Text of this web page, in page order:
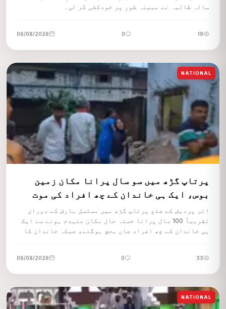
ساحل کے پاس ڈوبا جہاز ، 13 ہندستانی کریو سمیت
بچائے گئے 14 افراد
سالہ طالبہ نے مبینہ طور پر خودکشی کر لی۔
19
0
06/08/2026
NATIONAL
پرتاپ گڑھ میں سو سال پرانا مکان زمین
بوس، ایک ہی خاندان کے چھ افراد کی موت
اتر پردیش کے ضلع پرتاپ گڑھ میں مسلسل بارش کے دوران
تقریباً 100 سال پرانا خستہ حال مکان منہدم ہونے سے ایک
ہی خاندان کے چھ افراد جاں بحق ہوگئے، جبکہ خاندان کا
33
0
06/08/2026
NATIONAL